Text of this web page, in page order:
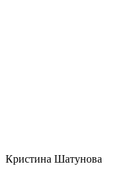
Кристина Шатунова